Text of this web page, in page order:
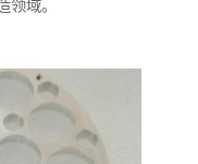
领域。